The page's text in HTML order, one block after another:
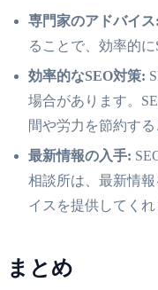
専門家のアドバイス:
ることで、効率的
効率的なSEO対策:
場合があります。
間や労力を節約する
最新情報の入手:
相談所は、最新情
イスを提供してくれ
まとめ